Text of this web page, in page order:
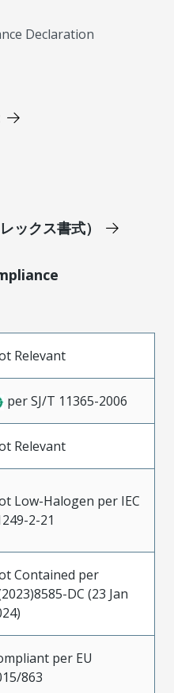
Declaration
ックス書式）
Relevant
per SJ/T 11365-2006
Relevant
Low-Halogen per IEC
2-21
Contained per
DC (23 Jan
per EU
863